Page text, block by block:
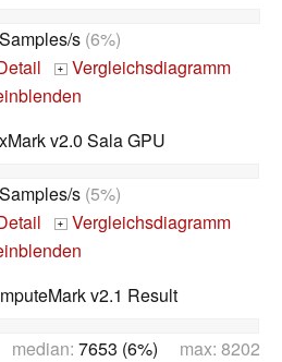
s (6%)
+ Vergleichsdiagramm
v2.0 Sala GPU
s (5%)
+ Vergleichsdiagramm
v2.1 Result
7653 (6%) max: 8202